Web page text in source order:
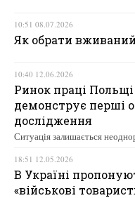
10:51 08.07.2026
Як обрати
10:40 12.06.2026
Ринок праці Польщі
демонструє перші
дослідження
Ситуація залишається
18:51 12.05.2026
В Україні
«військові